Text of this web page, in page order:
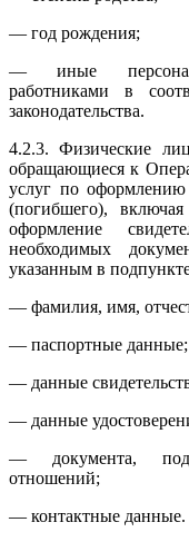
— год рождения;
— иные
работниками в
законодательства.
4.2.3. Физические
обращающиеся к
услуг по оформлению
(погибшего),
оформление
необходимых
указанным в
— фамилия, имя,
— паспортные данные;
— данные
— данные
— документа,
отношений;
— контактные данные.